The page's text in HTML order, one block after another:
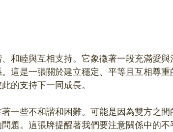
和睦與互相支持。它象徵著一段充滿愛與
這是一張關於建立穩定、平等且互相尊重
的支持下一同成長。
一些不和諧和困難。可能是因為雙方之間
題。這張牌提醒著我們要注意關係中的